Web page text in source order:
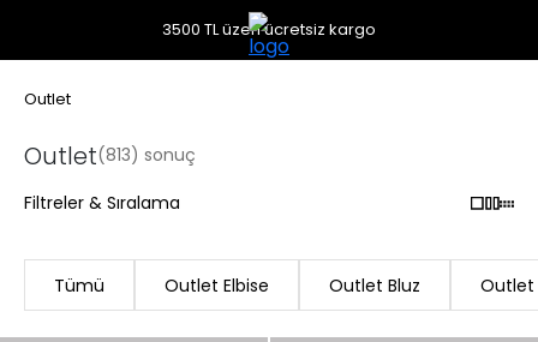
3500 TL üzeri ücretsiz kargo
Outlet
Outlet(813) sonuç
Filtreler & Sıralama
Tümü Outlet Elbise Outlet Bluz Outlet